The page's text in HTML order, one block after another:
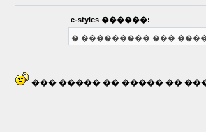
e-styles ������:
� ��������� ���
��� ����� �� ����� ��